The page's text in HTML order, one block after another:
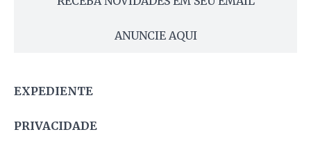
ANUNCIE AQUI
EXPEDIENTE
PRIVACIDADE